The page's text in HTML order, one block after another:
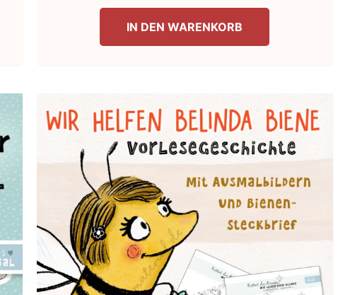
IN DEN WARENKORB